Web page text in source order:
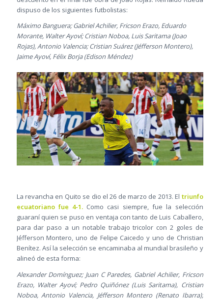
dispuso de los siguientes futbolistas:
Máximo Banguera; Gabriel Achilier, Fricson Erazo, Eduardo
Morante, Walter Ayoví; Cristian Noboa, Luis Saritama (Joao
Rojas), Antonio Valencia; Cristian Suárez (Jéfferson Montero),
Jaime Ayoví, Félix Borja (Edison Méndez)
La revancha en Quito se dio el 26 de marzo de 2013. El triunfo
ecuatoriano fue 4-1.Como casi siempre, fue la selección
guaraní quien se puso en ventaja con tanto de Luis Caballero,
para dar paso a un notable trabajo tricolor con 2 goles de
Jéfferson Montero, uno de Felipe Caicedo y uno de Christian
Benítez. Así la selección se encaminaba al mundial brasileño y
alineó de esta forma:
Alexander Domínguez; Juan C Paredes, Gabriel Achilier, Fricson
Erazo, Walter Ayoví; Pedro Quiñónez (Luis Saritama), Cristian
Noboa, Antonio Valencia, Jéfferson Montero (Renato Ibarra);